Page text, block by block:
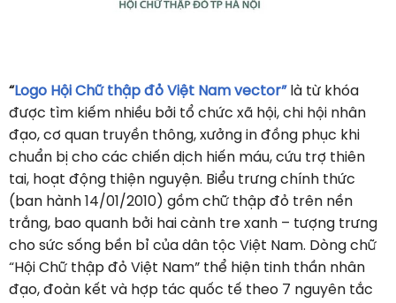
“Logo Hội Chữ thập đỏ Việt Nam vector”là từ khóa
được tìm kiếm nhiều bởi tổ chức xã hội, chi hội nhân
đạo, cơ quan truyền thông, xưởng in đồng phục khi
chuẩn bị cho các chiến dịch hiến máu, cứu trợ thiên
tai, hoạt động thiện nguyện. Biểu trưng chính thức
(ban hành 14/01/2010) gồm chữ thập đỏ trên nền
trắng, bao quanh bởi hai cành tre xanh – tượng trưng
cho sức sống bền bỉ của dân tộc Việt Nam. Dòng chữ
“Hội Chữ thập đỏ Việt Nam” thể hiện tinh thần nhân
đạo, đoàn kết và hợp tác quốc tế theo 7 nguyên tắc